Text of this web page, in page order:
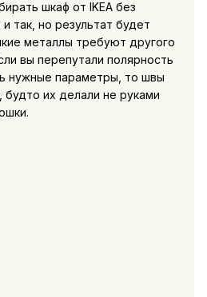
шкаф от IKEA без
так, но результат будет
металлы требуют другого
вы перепутали полярность
нужные параметры, то швы
будто их делали не руками